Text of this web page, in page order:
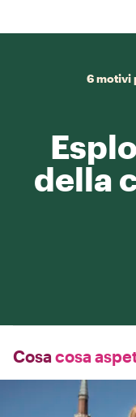
6 motivi
della
Cosa cosa